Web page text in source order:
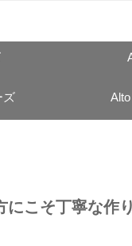
ズ
にこそ丁寧な作